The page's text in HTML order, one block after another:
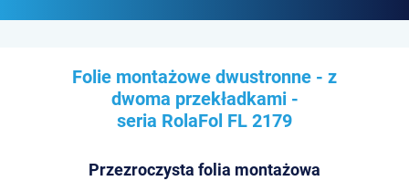
Folie montażowe dwustronne - z
dwoma przekładkami -
seria RolaFol FL 2179
Przezroczysta folia montażowa